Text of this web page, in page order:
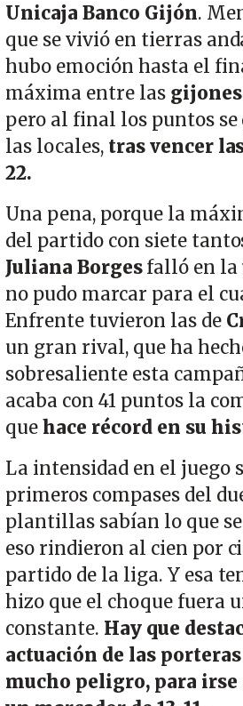
Unicaja Banco Gijón.
que se vivió en tierras
hubo emoción hasta el
máxima entre las
pero al final los puntos se
las locales,tras vencer
22.
Una pena, porque la
del partido con siete
Juliana Borges falló en
no pudo marcar para el
Enfrente tuvieron las de
un gran rival, que ha
sobresaliente esta
acaba con 41 puntos la
quehace récord en su
La intensidad en el juego
primeros compases del
plantillas sabían lo que
eso rindieron al cien por
partido de la liga. Y esa
hizo que el choque fuera
constante. Hay que
actuación de las
mucho peligro, para irse